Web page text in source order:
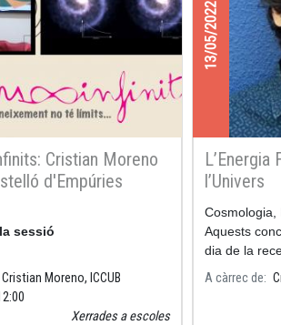
Cristian Moreno
d'Empúries
sessió
Cristian Moreno, ICCUB
Xerrades a escoles
13/05/2022
l’Univers
Cosmologia,
Aquests
dia de la
vegades no
A càrrec de